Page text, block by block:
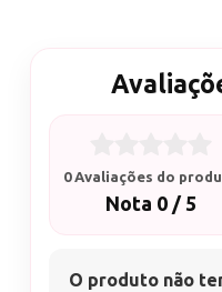
0 Avaliações do
Nota 0 / 5
O produto não